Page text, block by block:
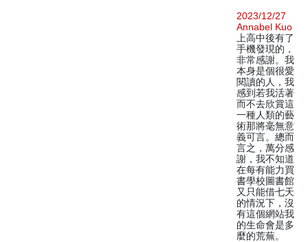
2023/12/27
Annabel Kuo
上高中後有了
手機發現的，
非常感謝。我
本身是個很愛
閱讀的人，我
感到若我活著
而不去欣賞這
一種人類的藝
術那將毫無意
義可言。總而
言之，萬分感
謝，我不知道
在每有能力買
書學校圖書館
又只能借七天
的情況下，沒
有這個網站我
的生命會是多
麼的荒蕪。